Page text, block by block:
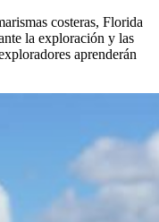
costeras, Florida
la exploración y las
aprenderán